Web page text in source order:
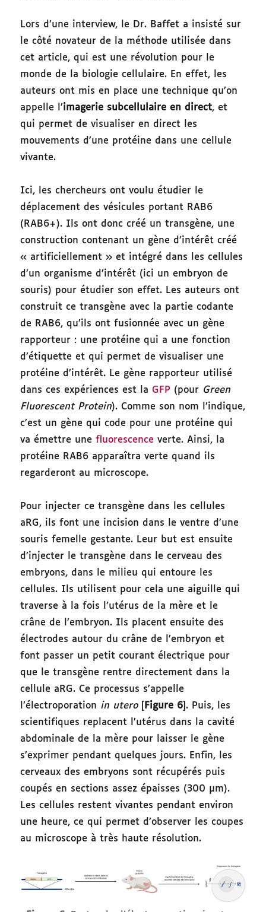
Lors d’une interview, le Dr. Baffet a insisté sur
le côté novateur de la méthode utilisée dans
cet article, qui est une révolution pour le
monde de la biologie cellulaire. En effet, les
auteurs ont mis en place une technique qu’on
appelle l’imagerie subcellulaire en direct, et
qui permet de visualiser en direct les
mouvements d’une protéine dans une cellule
vivante.
Ici, les chercheurs ont voulu étudier le
déplacement des vésicules portant RAB6
(RAB6+). Ils ont donc créé un transgène, une
construction contenant un gène d’intérêt créé
« artificiellement » et intégré dans les cellules
d’un organisme d’intérêt (ici un embryon de
souris) pour étudier son effet. Les auteurs ont
construit ce transgène avec la partie codante
de RAB6, qu’ils ont fusionnée avec un gène
rapporteur : une protéine qui a une fonction
d’étiquette et qui permet de visualiser une
protéine d’intérêt. Le gène rapporteur utilisé
dans ces expériences est laGFP (pour Green
Fluorescent Protein). Comme son nom l’indique,
c’est un gène qui code pour une protéine qui
va émettre unefluorescence verte. Ainsi, la
protéine RAB6 apparaîtra verte quand ils
regarderont au microscope.
Pour injecter ce transgène dans les cellules
aRG, ils font une incision dans le ventre d’une
souris femelle gestante. Leur but est ensuite
d’injecter le transgène dans le cerveau des
embryons, dans le milieu qui entoure les
cellules. Ils utilisent pour cela une aiguille qui
traverse à la fois l’utérus de la mère et le
crâne de l’embryon. Ils placent ensuite des
électrodes autour du crâne de l’embryon et
font passer un petit courant électrique pour
que le transgène rentre directement dans la
cellule aRG. Ce processus s’appelle
l’électroporation in utero[ Figure 6 ]. Puis, les
scientifiques replacent l’utérus dans la cavité
abdominale de la mère pour laisser le gène
s’exprimer pendant quelques jours. Enfin, les
cerveaux des embryons sont récupérés puis
coupés en sections assez épaisses (300 µm).
Les cellules restent vivantes pendant environ
une heure, ce qui permet d’observer les coupes
au microscope à très haute résolution.